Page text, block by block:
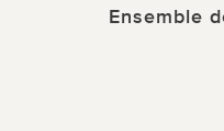
Ensemble